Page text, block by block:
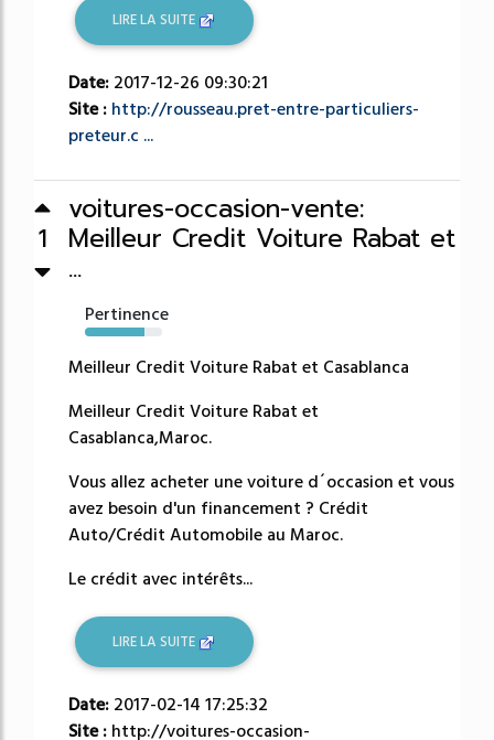
LIRE LA SUITE
Date: 2017-12-26 09:30:21
Site : http://rousseau.pret-entre-particuliers-
preteur.c ...
1
voitures-occasion-vente:
Meilleur Credit Voiture Rabat et
...
Pertinence
77%
Meilleur Credit Voiture Rabat et Casablanca
Meilleur Credit Voiture Rabat et
Casablanca,Maroc.
Vous allez acheter une voiture d´occasion et vous
avez besoin d'un financement ? Crédit
Auto/Crédit Automobile au Maroc.
Le crédit avec intérêts...
LIRE LA SUITE
Date: 2017-02-14 17:25:32
Site : http://voitures-occasion-